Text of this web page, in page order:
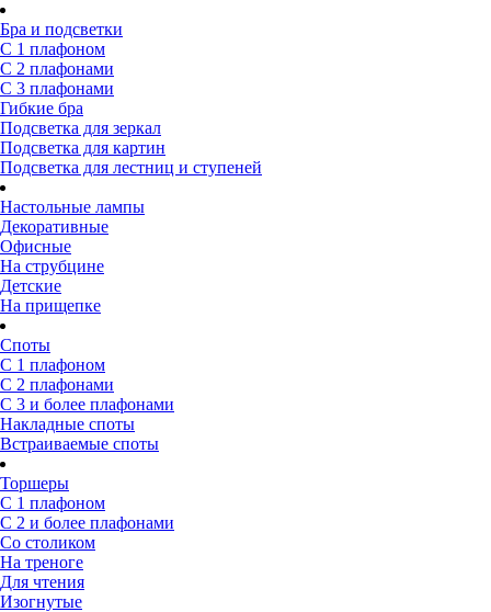
Бра и подсветки
С 1 плафоном
С 2 плафонами
С 3 плафонами
Гибкие бра
Подсветка для зеркал
Подсветка для картин
Подсветка для лестниц и ступеней
Настольные лампы
Декоративные
Офисные
На струбцине
Детские
На прищепке
Споты
С 1 плафоном
С 2 плафонами
С 3 и более плафонами
Накладные споты
Встраиваемые споты
Торшеры
С 1 плафоном
С 2 и более плафонами
Со столиком
На треноге
Для чтения
Изогнутые